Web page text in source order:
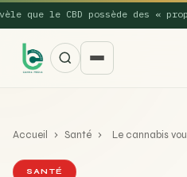
que le CBD possède des «
Accueil › Santé › Le cannabis
SANTÉ